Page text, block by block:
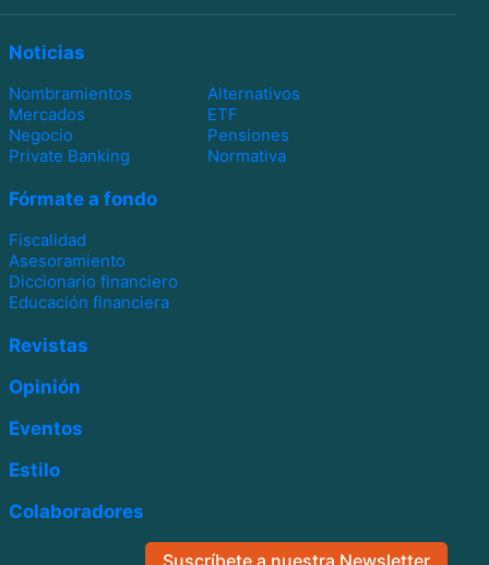
Noticias
Nombramientos
Alternativos
Mercados
ETF
Negocio
Pensiones
Private Banking
Normativa
Fórmate a fondo
Fiscalidad
Asesoramiento
Diccionario financiero
Educación financiera
Revistas
Opinión
Eventos
Estilo
Colaboradores